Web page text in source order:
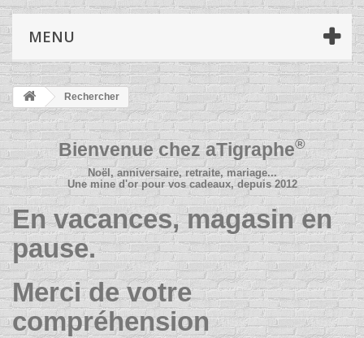
MENU
Rechercher
Bienvenue chezaTigraphe®
Noël, anniversaire, retraite, mariage...
Une mine d'or pour vos cadeaux, depuis 2012
En vacances, magasin en
pause.
Merci de votre
compréhension